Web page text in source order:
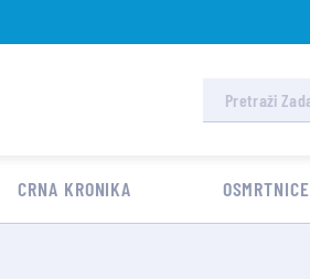
CRNA KRONIKA OSMRTNICE